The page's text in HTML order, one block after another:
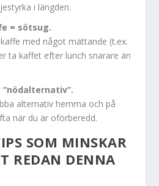
i längden.
= sötsug.
med något mättande (t.ex.
ta kaffet efter lunch snarare än
alternativ hemma och på
när du är oförberedd.
SOM MINSKAR
REDAN DENNA